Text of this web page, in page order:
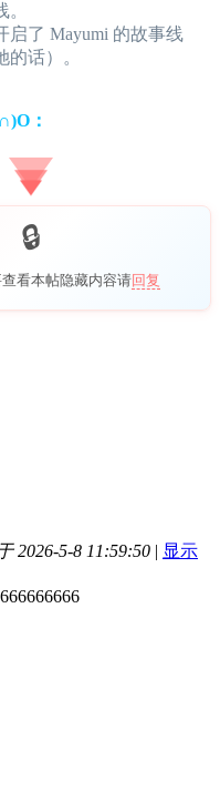
启了 Mayumi 的故事线
的话）。
：
看本帖隐藏内容请回复
2026-5-8 11:59:50 | 显示